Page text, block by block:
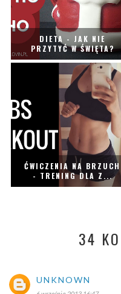
DIETA - JAK NIE
PRZYTYĆ W ŚWIĘTA?
ĆWICZENIA NA BRZUCH
- TRENING DLA Z...
34
UNKNOWN